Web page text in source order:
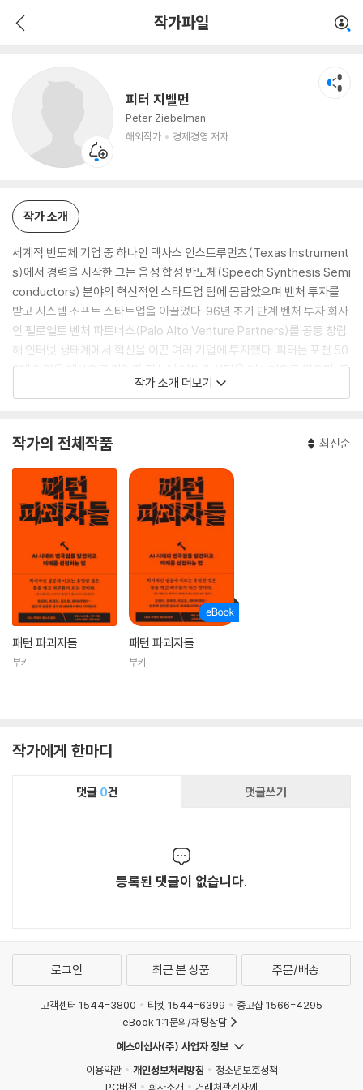
작가파일
피터 지벨먼
Peter Ziebelman
해외작가
경제경영 저자
경제경영 저자
작가 소개
세계적 반도체 기업 중 하나인 텍사스 인스트루먼츠(Texas Instrument
s)에서 경력을 시작한 그는 음성 합성 반도체(Speech Synthesis Semi
conductors) 분야의 혁신적인 스타트업 팀에 몸담았으며 벤처 투자를
받고 시스템 소프트 스타트업을 이끌었다. 96년 초기 단계 벤처 투자 회사
인 팰로앨토 벤처 파트너스(Palo Alto Venture Partners)를 공동 창립
해 인터넷 생태계에서 혁신을 이끈 여러 기업에 투자했다. 피터는 포천 50
0대 기업을 대상으로 기업가 정신에 대해 컨설팅을 계속해오고 있으며, 독
립이사로 여러 스타트업의 자문을 맡고 있다.
원에서 경영학 석사 학위, 예일대학교에서 통합 과학 이학사 학위를 받았
다.
작가 소개 더보기
작가의 전체작품 최신순
패턴 파괴자들
부키
패턴 파괴자들
부키
작가에게 한마디
댓글 0건 댓글쓰기
등록된 댓글이 없습니다.
로그인 최근 본 상품 주문/배송
고객센터 1544-3800 티켓 1544-6399
중고샵 1566-4295
eBook 1:1문의/채팅상담
예스이십사(주) 사업자 정보
이용약관
개인정보처리방침
청소년보호정책
PC버전
회사소개 거래처관계자께